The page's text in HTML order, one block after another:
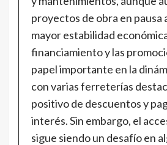
proyectos de obra en pausa
mayor estabilidad
financiamiento y las
papel importante en la
con varias ferreterías
positivo de descuentos y
interés. Sin embargo, el
sigue siendo un desafío en